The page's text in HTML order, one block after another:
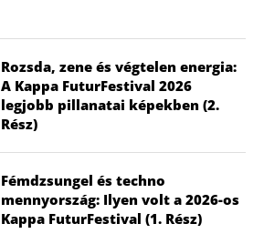
Rozsda, zene és végtelen energia:
A Kappa FuturFestival 2026
legjobb pillanatai képekben (2.
Rész)
Fémdzsungel és techno
mennyország: Ilyen volt a 2026-os
Kappa FuturFestival (1. Rész)